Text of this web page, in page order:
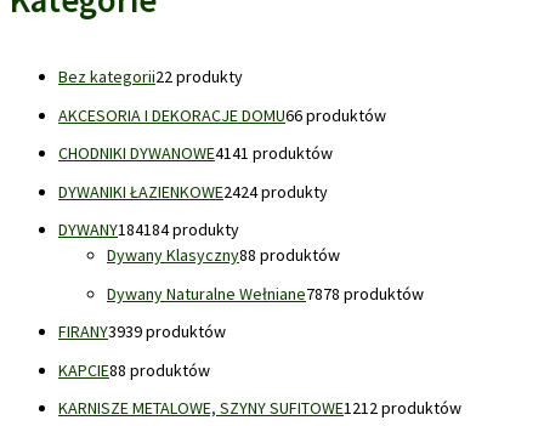
Bez kategorii22 produkty
AKCESORIA I DEKORACJE DOMU66 produktów
CHODNIKI DYWANOWE4141 produktów
DYWANIKI ŁAZIENKOWE2424 produkty
DYWANY184184 produkty
Dywany Klasyczny88 produktów
Dywany Naturalne Wełniane7878 produktów
FIRANY3939 produktów
KAPCIE88 produktów
KARNISZE METALOWE, SZYNY SUFITOWE1212 produktów